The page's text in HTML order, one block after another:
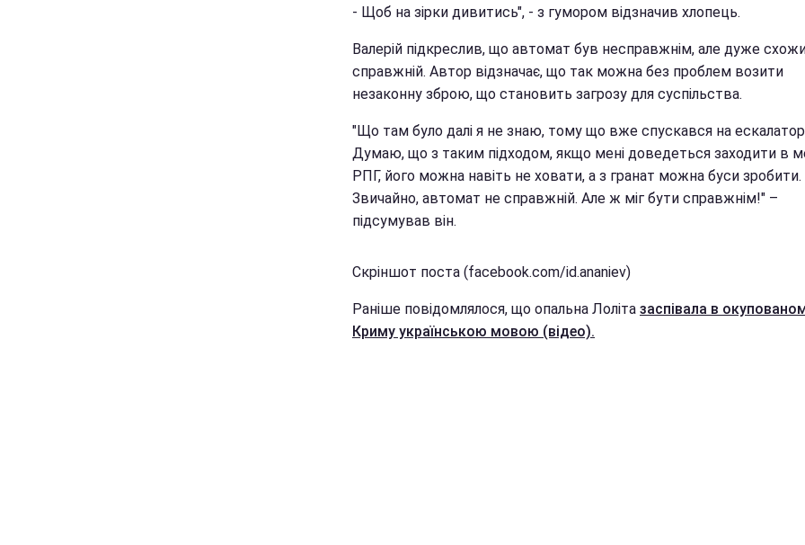
- Щоб на зірки дивитись", - з гумором відзначив хлопець.
Валерій підкреслив, що автомат був несправжнім, але дуже
справжній. Автор відзначає, що так можна без проблем возити
незаконну зброю, що становить загрозу для суспільства.
"Що там було далі я не знаю, тому що вже спускався на
Думаю, що з таким підходом, якщо мені доведеться заходити в
РПГ, його можна навіть не ховати, а з гранат можна буси зробити.
Звичайно, автомат не справжній. Але ж міг бути справжнім!" –
підсумував він.
Скріншот поста (facebook.com/id.ananiev)
Раніше повідомлялося, що опальна Лоліта заспівала в
Криму українською мовою (відео).